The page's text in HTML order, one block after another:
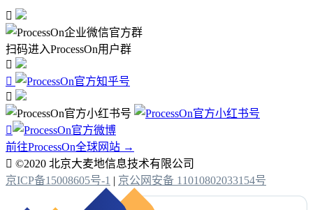

扫码进入ProcessOn用户群




前往ProcessOn全球网站 →
 ©2020 北京大麦地信息技术有限公司
京ICP备15008605号-1 | 京公网安备 11010802033154号